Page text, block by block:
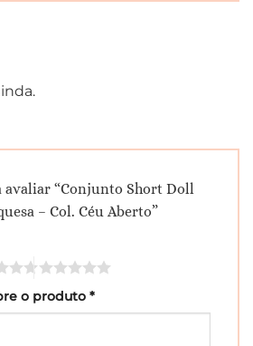
avaliar “Conjunto Short Doll
– Col. Céu Aberto”
o produto *